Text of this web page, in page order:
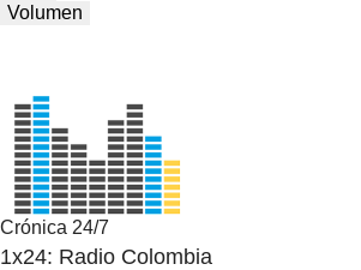
Volumen
Crónica 24/7
1x24: Radio Colombia